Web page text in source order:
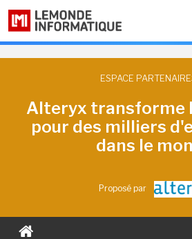
ESPACE
Alteryx transforme
pour des milliers
dans le
Proposé par